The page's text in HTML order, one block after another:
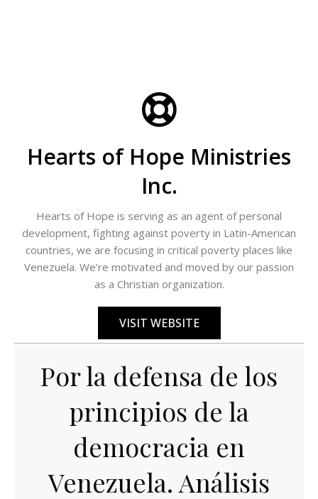
Hearts of Hope Ministries
Inc.
Hearts of Hope is serving as an agent of personal
development, fighting against poverty in Latin-American
countries, we are focusing in critical poverty places like
Venezuela. We’re motivated and moved by our passion
as a Christian organization.
VISIT WEBSITE
Por la defensa de los
principios de la
democracia en
Venezuela. Análisis